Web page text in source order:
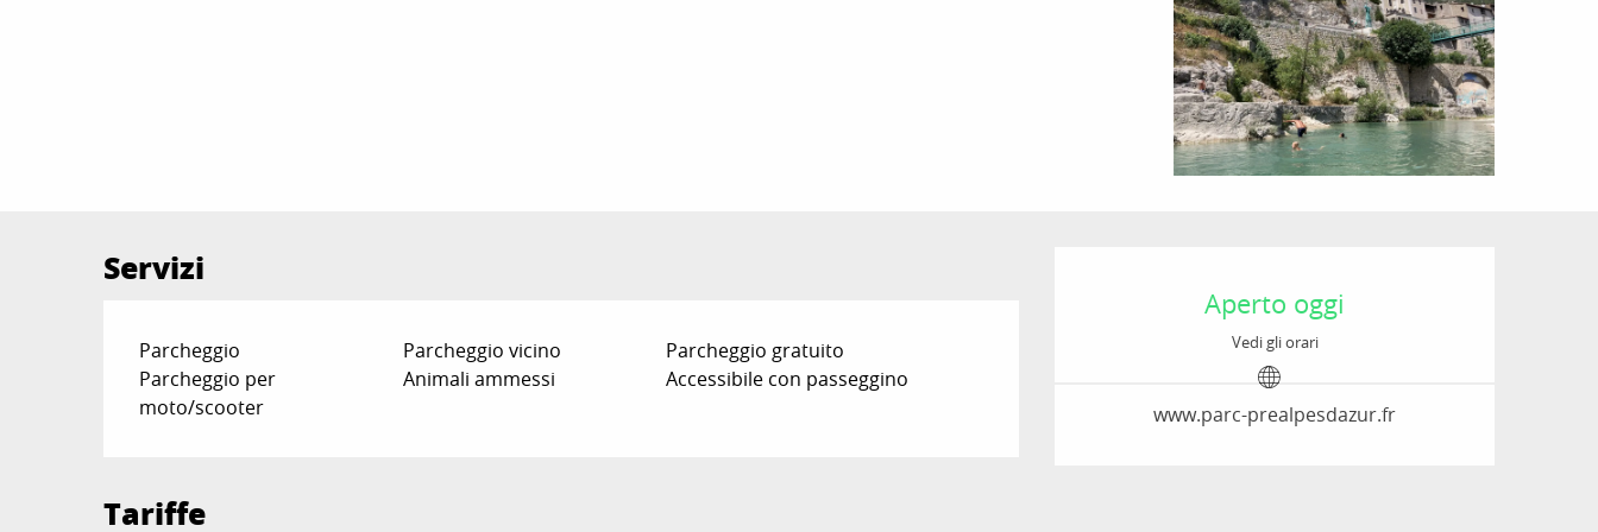
Orari e contatti
Aperto oggi
Vedi gli orari
www.parc-prealpesdazur.fr
Servizi
Parcheggio Parcheggio vicino
Parcheggio gratuito
Parcheggio per
moto/scooter
Animali ammessi Accessibile con passeggino
Tariffe